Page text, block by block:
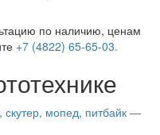
по наличию, ценам
+7 (4822) 65-65-03.